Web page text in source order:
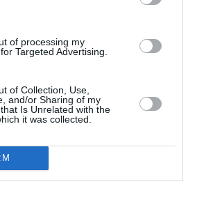
of processing my
Targeted Advertising.
of Collection, Use,
and/or Sharing of my
Is Unrelated with the
it was collected.
37 hours, a 5-year-old
from the rubble in
.??#TurkeyEarthquake
(@sarajewish)
February 7, 2023
σχολεία και καταστήματα
επιζώντες, όμως τα κρεβάτια